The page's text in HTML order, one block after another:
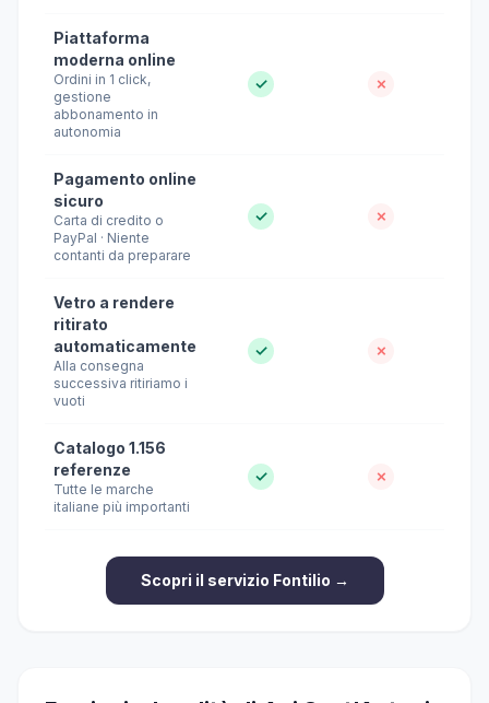
Piattaforma
moderna online
Ordini in 1 click,
gestione
abbonamento in
autonomia
✓ ✗
Pagamento online
sicuro
Carta di credito o
PayPal · Niente
contanti da preparare
✓ ✗
Vetro a rendere
ritirato
automaticamente
Alla consegna
successiva ritiriamo i
vuoti
✓ ✗
Catalogo 1.156
referenze
Tutte le marche
italiane più importanti
✓ ✗
Scopri il servizio Fontilio →